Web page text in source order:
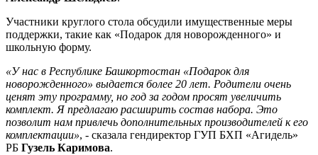
Участники круглого стола обсудили имущественные меры
поддержки, такие как «Подарок для новорожденного» и
школьную форму.
«У нас в Республике Башкортостан «Подарок для
новорожденного» выдается более 20 лет. Родители очень
ценят эту программу, но год за годом просят увеличить
комплект. Я предлагаю расширить состав набора. Это
позволит нам привлечь дополнительных производителей к его
комплектации», - сказала гендиректор ГУП БХП «Агидель»
РБ Гузель Каримова.